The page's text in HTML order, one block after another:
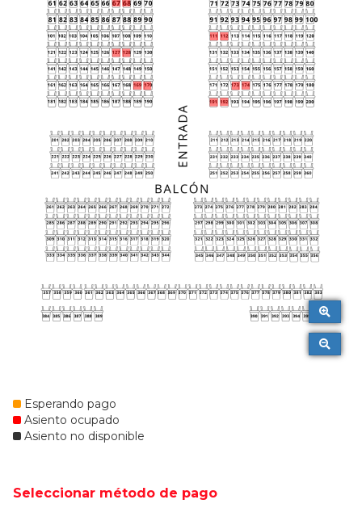
Esperando pago
Asiento ocupado
Asiento no disponible
Seleccionar método de pago